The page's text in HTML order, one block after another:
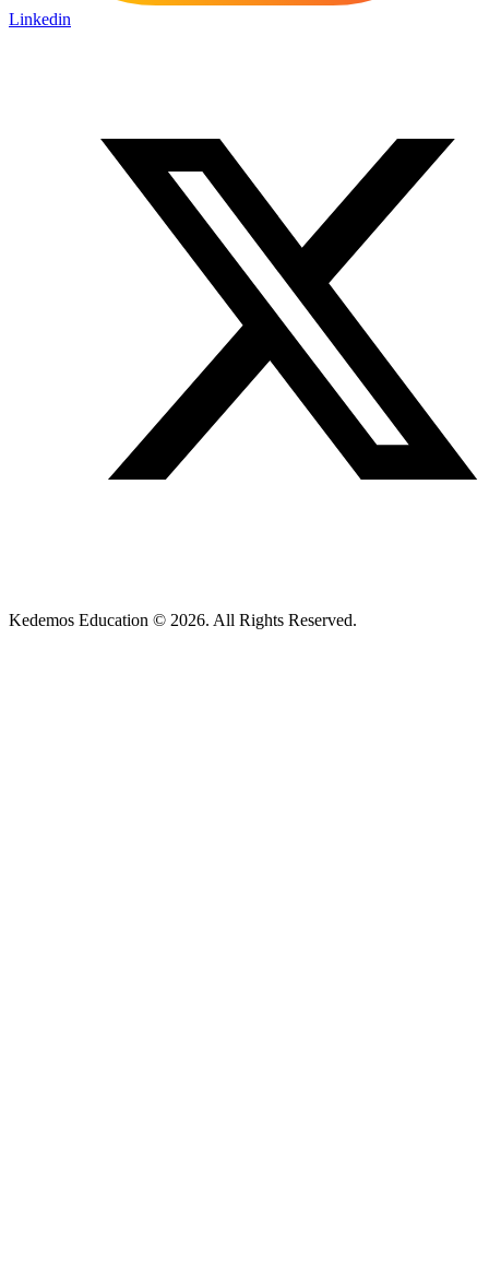
Linkedin
Kedemos Education © 2026. All Rights Reserved.